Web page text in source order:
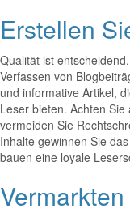
Erstellen
Qualität ist
Verfassen von
und informative Artikel,
Leser bieten. Achten
vermeiden Sie
Inhalte gewinnen Sie
bauen eine loyale